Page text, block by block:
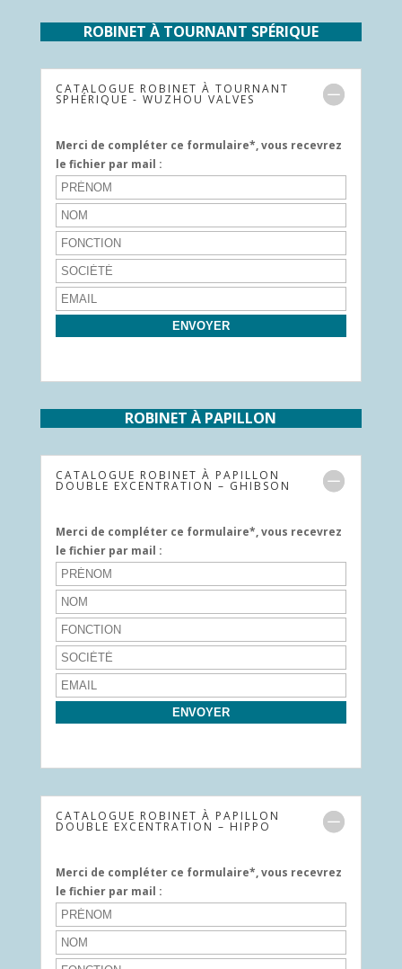
ROBINET À TOURNANT SPÉRIQUE
CATALOGUE ROBINET À TOURNANT
SPHÉRIQUE - WUZHOU VALVES
Merci de compléter ce formulaire*, vous recevrez
le fichier par mail :
ROBINET À PAPILLON
CATALOGUE ROBINET À PAPILLON
DOUBLE EXCENTRATION – GHIBSON
Merci de compléter ce formulaire*, vous recevrez
le fichier par mail :
CATALOGUE ROBINET À PAPILLON
DOUBLE EXCENTRATION – HIPPO
Merci de compléter ce formulaire*, vous recevrez
le fichier par mail :